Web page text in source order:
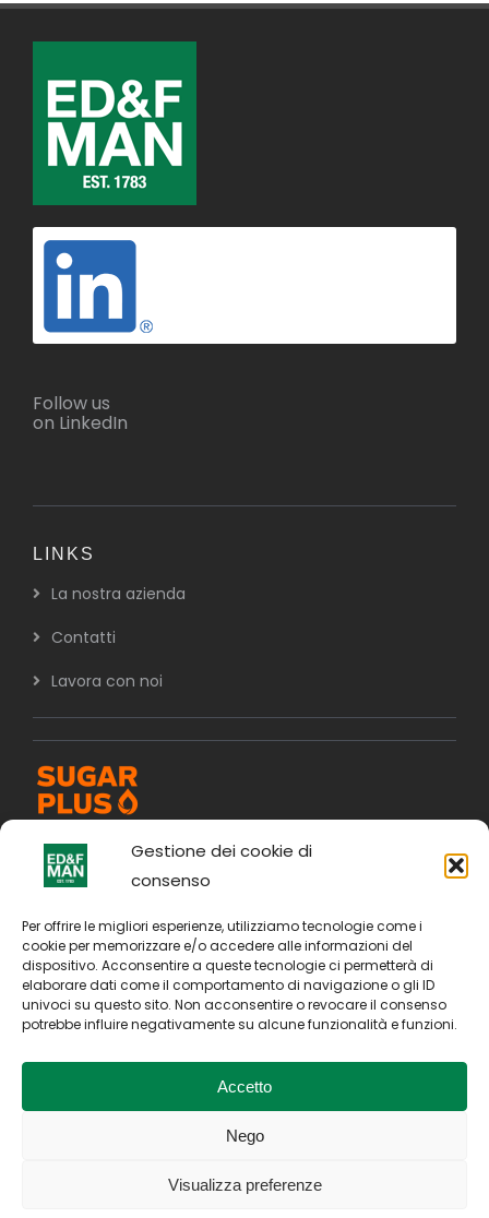
Gestione dei cookie di
consenso
Per offrire le migliori esperienze, utilizziamo tecnologie come i
cookie per memorizzare e/o accedere alle informazioni del
dispositivo. Acconsentire a queste tecnologie ci permetterà di
elaborare dati come il comportamento di navigazione o gli ID
univoci su questo sito. Non acconsentire o revocare il consenso
potrebbe influire negativamente su alcune funzionalità e funzioni.
Accetto
Nego
Visualizza preferenze
Follow us
on LinkedIn
LINKS
La nostra azienda
Contatti
Lavora con noi
Copyright © 2026. All Rights Reserved by E D & F Man
P.IVA: IT04094970375